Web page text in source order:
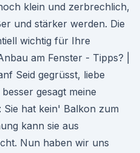
klein und zerbrechlich,
und stärker werden. Die
wichtig für Ihre
am Fenster - Tipps? |
Seid gegrüsst, liebe
gesagt meine
hat kein' Balkon zum
kann sie aus
Nun haben wir uns